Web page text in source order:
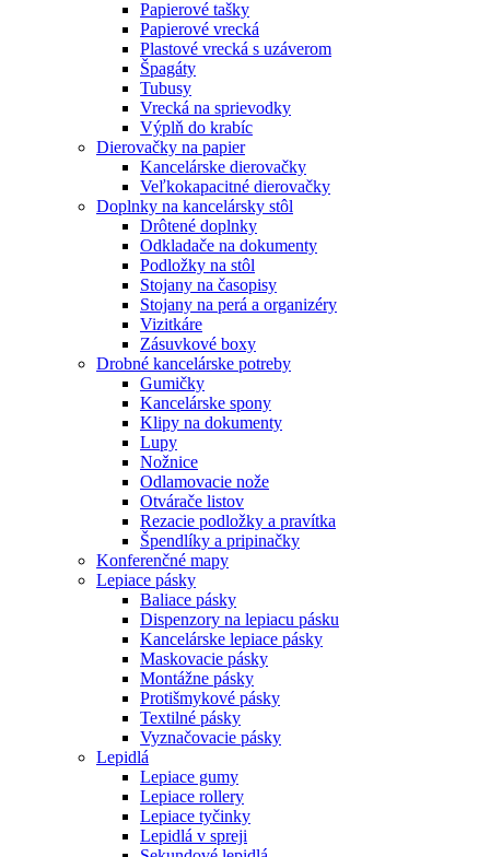
Papierové tašky
Papierové vrecká
Plastové vrecká s uzáverom
Špagáty
Tubusy
Vrecká na sprievodky
Výplň do krabíc
Dierovačky na papier
Kancelárske dierovačky
Veľkokapacitné dierovačky
Doplnky na kancelársky stôl
Drôtené doplnky
Odkladače na dokumenty
Podložky na stôl
Stojany na časopisy
Stojany na perá a organizéry
Vizitkáre
Zásuvkové boxy
Drobné kancelárske potreby
Gumičky
Kancelárske spony
Klipy na dokumenty
Lupy
Nožnice
Odlamovacie nože
Otvárače listov
Rezacie podložky a pravítka
Špendlíky a pripinačky
Konferenčné mapy
Lepiace pásky
Baliace pásky
Dispenzory na lepiacu pásku
Kancelárske lepiace pásky
Maskovacie pásky
Montážne pásky
Protišmykové pásky
Textilné pásky
Vyznačovacie pásky
Lepidlá
Lepiace gumy
Lepiace rollery
Lepiace tyčinky
Lepidlá v spreji